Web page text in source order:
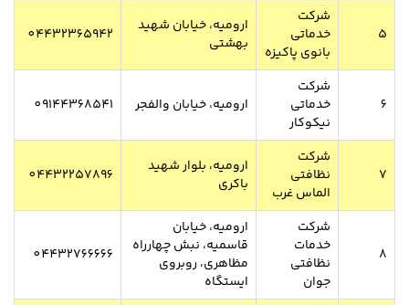
5
شرکت
خدماتی
بانوی پاکیزه
ارومیه، خیابان شهید
بهشتی
04432365942
6
شرکت
خدماتی
نیکوکار
ارومیه، خیابان والفجر 09144368541
7
شرکت
نظافتی
الماس غرب
ارومیه، بلوار شهید
باکری
04432257896
8
شرکت
خدمات
نظافتی
جوان
ارومیه، خیابان
قاسمیه، نبش چهارراه
مظاهری، روبروی
ایستگاه
04432766666